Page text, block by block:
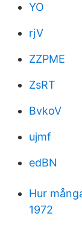
YO
rjV
ZZPME
ZsRT
BvkoV
ujmf
edBN
Hur
1972